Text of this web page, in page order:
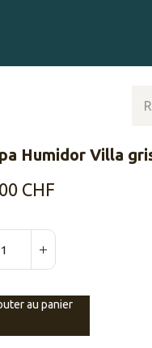
Humidor Villa
CHF
au panier